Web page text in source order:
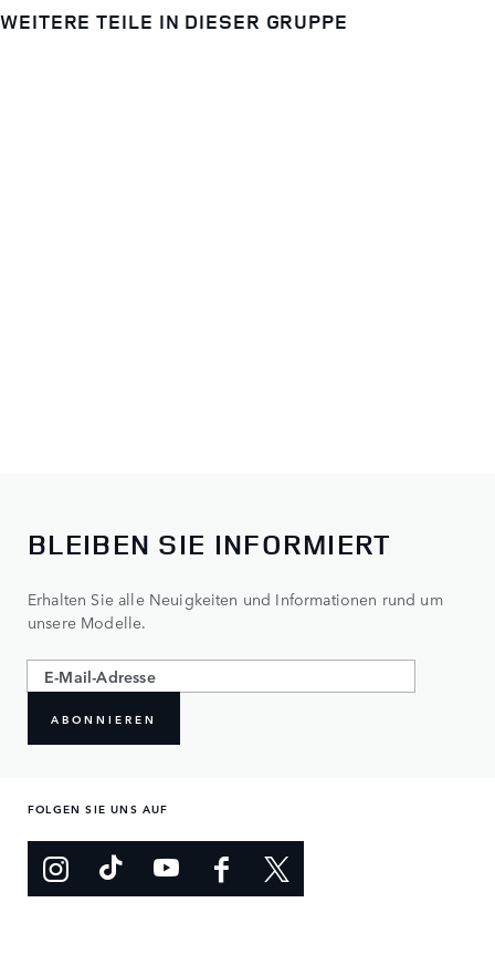
WEITERE TEILE IN DIESER GRUPPE
BLEIBEN SIE INFORMIERT
Erhalten Sie alle Neuigkeiten und Informationen rund um
unsere Modelle.
ABONNIEREN
FOLGEN SIE UNS AUF